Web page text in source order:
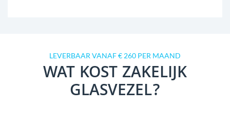
LEVERBAAR VANAF € 260 PER MAAND
WAT KOST ZAKELIJK
GLASVEZEL?